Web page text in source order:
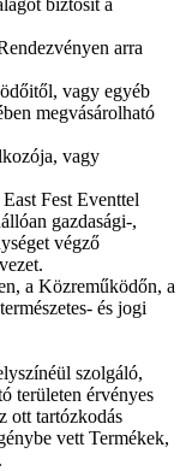
arra
vagy egyéb
megvásárolható
vagy
Fest Eventtel
gazdasági-,
végző
a Közreműködőn, a
és jogi
szolgáló,
területen érvényes
ott tartózkodás
vett Termékek,